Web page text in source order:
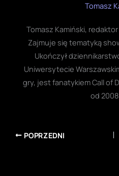
Tomasz
Tomasz Kamiński,
Zajmuje się tematyką
Ukończył
Uniwersytecie
gry, jest fanatykiem Call of
od
POPRZEDNI